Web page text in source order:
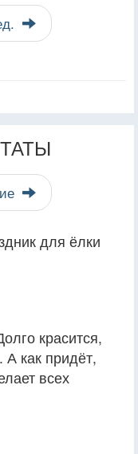
для ёлки
красится,
А как придёт,
всех